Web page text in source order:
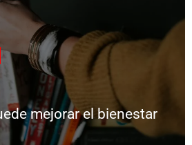
mejorar el bienestar